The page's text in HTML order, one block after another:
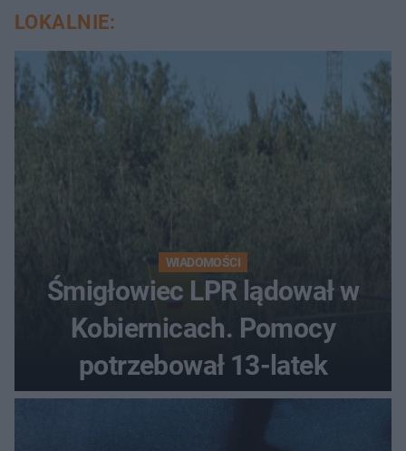
LOKALNIE:
WIADOMOŚCI
Śmigłowiec LPR lądował w
Kobiernicach. Pomocy
potrzebował 13-latek